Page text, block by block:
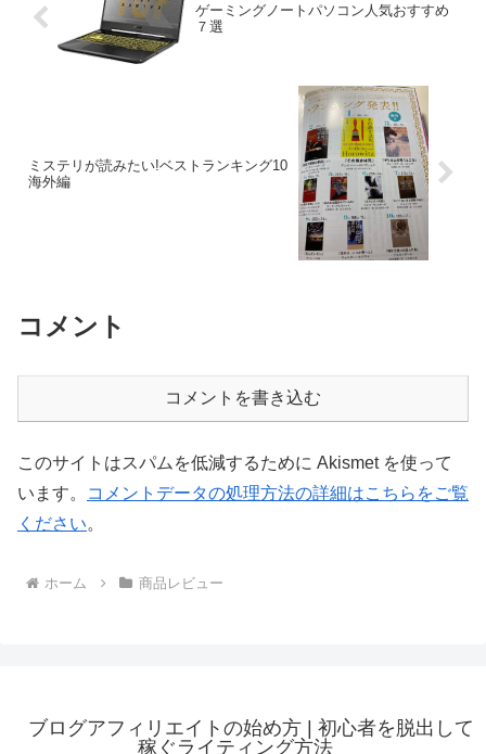
ゲーミングノートパソコン人気おすすめ
７選
ミステリが読みたい!ベストランキング10
海外編
コメント
コメントを書き込む
このサイトはスパムを低減するために Akismet を使って
います。
コメントデータの処理方法の詳細はこちらをご覧
ください。
ホーム 商品レビュー
ブログアフィリエイトの始め方 | 初心者を脱出して
稼ぐライティング方法